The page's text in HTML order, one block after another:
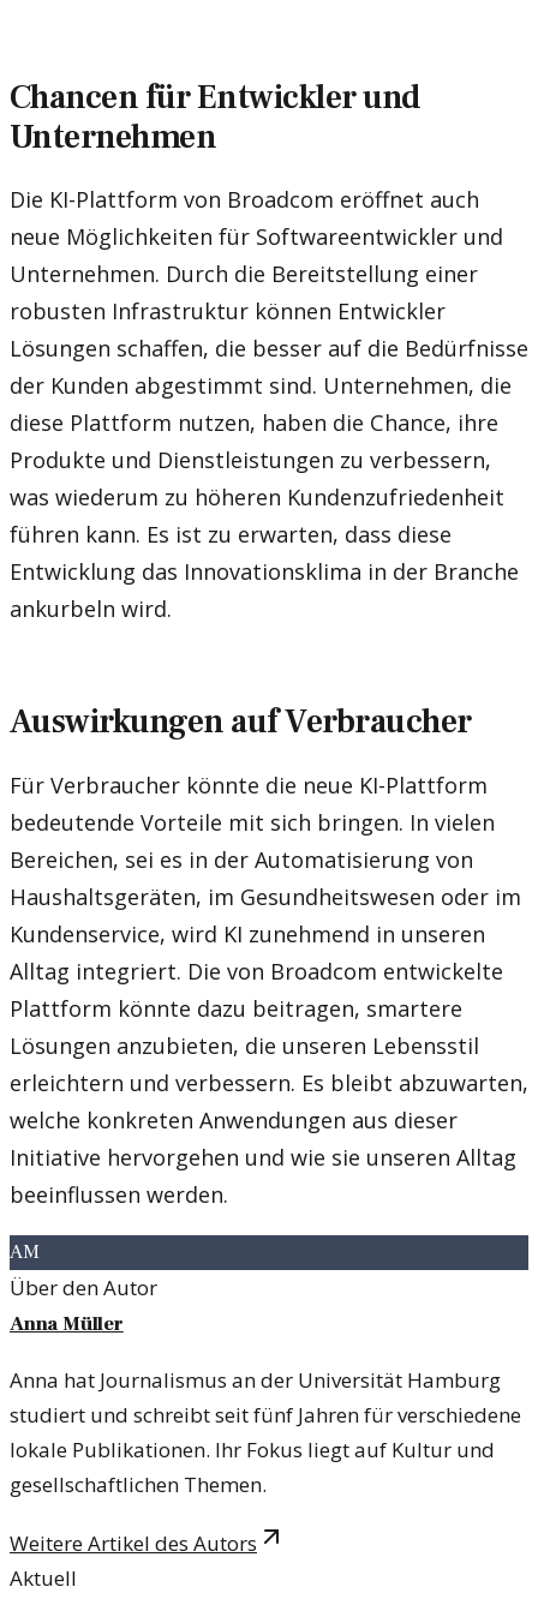
Chancen für Entwickler und
Unternehmen
Die KI-Plattform von Broadcom eröffnet auch
neue Möglichkeiten für Softwareentwickler und
Unternehmen. Durch die Bereitstellung einer
robusten Infrastruktur können Entwickler
Lösungen schaffen, die besser auf die Bedürfnisse
der Kunden abgestimmt sind. Unternehmen, die
diese Plattform nutzen, haben die Chance, ihre
Produkte und Dienstleistungen zu verbessern,
was wiederum zu höheren Kundenzufriedenheit
führen kann. Es ist zu erwarten, dass diese
Entwicklung das Innovationsklima in der Branche
ankurbeln wird.
Auswirkungen auf Verbraucher
Für Verbraucher könnte die neue KI-Plattform
bedeutende Vorteile mit sich bringen. In vielen
Bereichen, sei es in der Automatisierung von
Haushaltsgeräten, im Gesundheitswesen oder im
Kundenservice, wird KI zunehmend in unseren
Alltag integriert. Die von Broadcom entwickelte
Plattform könnte dazu beitragen, smartere
Lösungen anzubieten, die unseren Lebensstil
erleichtern und verbessern. Es bleibt abzuwarten,
welche konkreten Anwendungen aus dieser
Initiative hervorgehen und wie sie unseren Alltag
beeinflussen werden.
AM
Über den Autor
Anna Müller
Anna hat Journalismus an der Universität Hamburg
studiert und schreibt seit fünf Jahren für verschiedene
lokale Publikationen. Ihr Fokus liegt auf Kultur und
gesellschaftlichen Themen.
Weitere Artikel des Autors
Aktuell